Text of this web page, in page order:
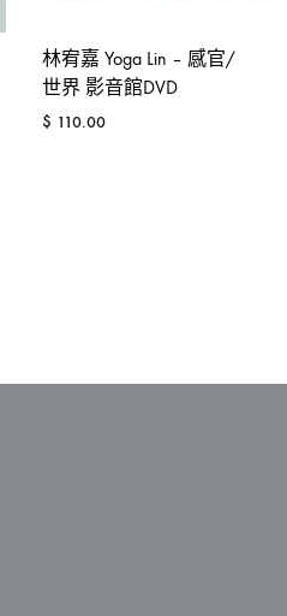
林宥嘉 Yoga Lin – 感官/
世界 影音館DVD
$ 110.00